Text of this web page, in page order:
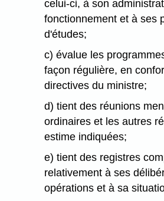
celui-ci, à son
fonctionnement et à ses
d'études;
c) évalue les
façon régulière, en
directives du ministre;
d) tient des réunions
ordinaires et les autres
estime indiquées;
e) tient des registres
relativement à ses
opérations et à sa